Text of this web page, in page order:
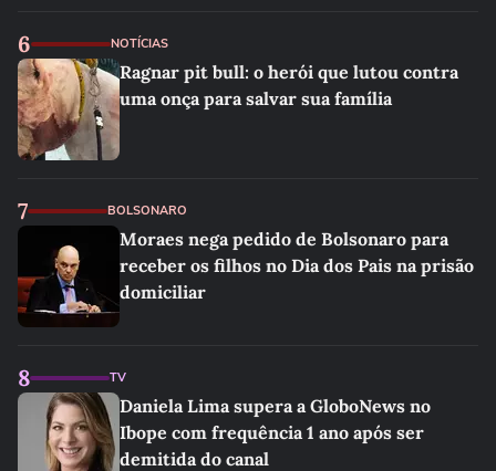
6 NOTÍCIAS
Ragnar pit bull: o herói que lutou contra
uma onça para salvar sua família
7 BOLSONARO
Moraes nega pedido de Bolsonaro para
receber os filhos no Dia dos Pais na prisão
domiciliar
8 TV
Daniela Lima supera a GloboNews no
Ibope com frequência 1 ano após ser
demitida do canal